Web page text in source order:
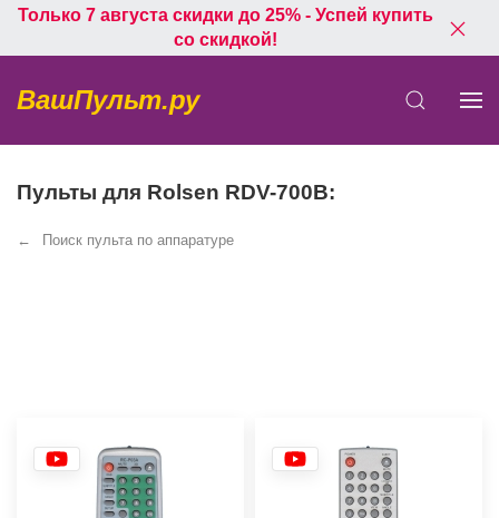
Только 7 августа скидки до 25% - Успей купить
со скидкой!
ВашПульт.ру
Пульты для Rolsen RDV-700B:
Поиск пульта по аппаратуре